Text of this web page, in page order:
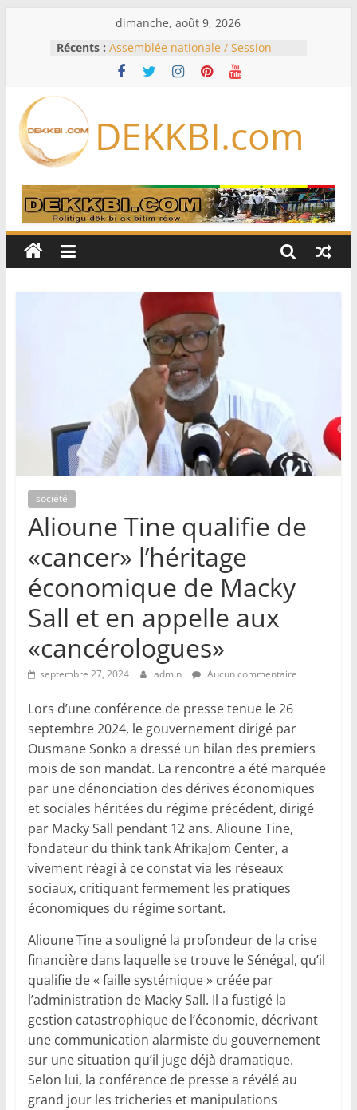
dimanche, août 9, 2026
Récents : Assemblée nationale / Session
extraordinaire: Six commissions
d’enquête à l’ordre du jour ce lundi
Bénin: Patrice Talon élu président
du Sénat, moins de trois mois
Pakistan et la Turquie signent un
accord de défense
RD Congo: Kinshasa interdit les
exportations de cuivre et de cobalt
production
DEKKBI.com
société
Alioune Tine qualifie de
«cancer» l’héritage
économique de Macky
Sall et en appelle aux
«cancérologues»
septembre 27, 2024 admin Aucun commentaire
Lors d’une conférence de presse tenue le 26
septembre 2024, le gouvernement dirigé par
Ousmane Sonko a dressé un bilan des premiers
mois de son mandat. La rencontre a été marquée
par une dénonciation des dérives économiques
et sociales héritées du régime précédent, dirigé
par Macky Sall pendant 12 ans. Alioune Tine,
fondateur du think tank AfrikaJom Center, a
vivement réagi à ce constat via les réseaux
sociaux, critiquant fermement les pratiques
économiques du régime sortant.
Alioune Tine a souligné la profondeur de la crise
financière dans laquelle se trouve le Sénégal, qu’il
qualifie de « faille systémique » créée par
l’administration de Macky Sall. Il a fustigé la
gestion catastrophique de l’économie, décrivant
une communication alarmiste du gouvernement
sur une situation qu’il juge déjà dramatique.
Selon lui, la conférence de presse a révélé au
grand jour les tricheries et manipulations